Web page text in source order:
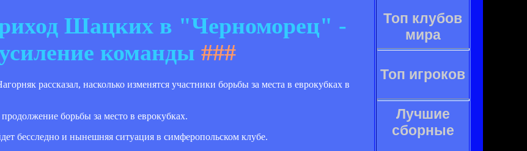
Шацких в "Черноморец" -
команды ###
рассказал, насколько изменятся участники борьбы за места в еврокубках в
борьбы за место в еврокубках.
бесследно и нынешняя ситуация в симферопольском клубе.
Топ клубов
мира
Топ игроков
Лучшие
сборные